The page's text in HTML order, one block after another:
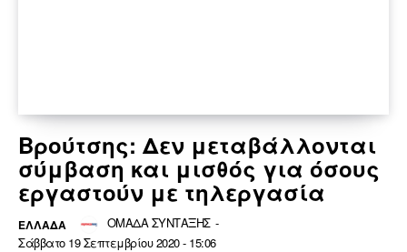
Βρούτσης: Δεν μεταβάλλονται
σύμβαση και μισθός για όσους
εργαστούν με τηλεργασία
ΕΛΛΆΔΑ ΟΜΑΔΑ ΣΥΝΤΑΞΗΣ -
Σάββατο 19 Σεπτεμβρίου 2020 - 15:06